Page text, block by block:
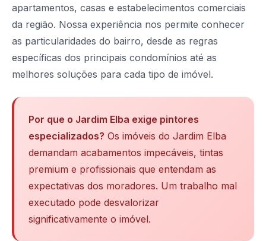
apartamentos, casas e estabelecimentos comerciais
da região. Nossa experiência nos permite conhecer
as particularidades do bairro, desde as regras
específicas dos principais condomínios até as
melhores soluções para cada tipo de imóvel.
Por que o Jardim Elba exige pintores
especializados? Os imóveis do Jardim Elba
demandam acabamentos impecáveis, tintas
premium e profissionais que entendam as
expectativas dos moradores. Um trabalho mal
executado pode desvalorizar
significativamente o imóvel.